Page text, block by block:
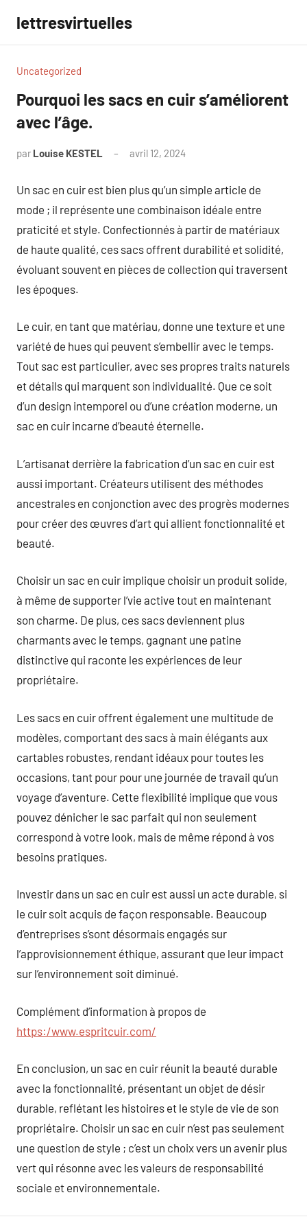
contenu
lettresvirtuelles
Uncategorized
Pourquoi les sacs en cuir s’améliorent
avec l’âge.
par Louise KESTEL avril 12, 2024
Un sac en cuir est bien plus qu’un simple article de
mode ; il représente une combinaison idéale entre
praticité et style. Confectionnés à partir de matériaux
de haute qualité, ces sacs offrent durabilité et solidité,
évoluant souvent en pièces de collection qui traversent
les époques.
Le cuir, en tant que matériau, donne une texture et une
variété de hues qui peuvent s’embellir avec le temps.
Tout sac est particulier, avec ses propres traits naturels
et détails qui marquent son individualité. Que ce soit
d’un design intemporel ou d’une création moderne, un
sac en cuir incarne d’beauté éternelle.
L’artisanat derrière la fabrication d’un sac en cuir est
aussi important. Créateurs utilisent des méthodes
ancestrales en conjonction avec des progrès modernes
pour créer des œuvres d’art qui allient fonctionnalité et
beauté.
Choisir un sac en cuir implique choisir un produit solide,
à même de supporter l’vie active tout en maintenant
son charme. De plus, ces sacs deviennent plus
charmants avec le temps, gagnant une patine
distinctive qui raconte les expériences de leur
propriétaire.
Les sacs en cuir offrent également une multitude de
modèles, comportant des sacs à main élégants aux
cartables robustes, rendant idéaux pour toutes les
occasions, tant pour pour une journée de travail qu’un
voyage d’aventure. Cette flexibilité implique que vous
pouvez dénicher le sac parfait qui non seulement
correspond à votre look, mais de même répond à vos
besoins pratiques.
Investir dans un sac en cuir est aussi un acte durable, si
le cuir soit acquis de façon responsable. Beaucoup
d’entreprises s’sont désormais engagés sur
l’approvisionnement éthique, assurant que leur impact
sur l’environnement soit diminué.
Complément d’information à propos de
https:/www.espritcuir.com/
En conclusion, un sac en cuir réunit la beauté durable
avec la fonctionnalité, présentant un objet de désir
durable, reflétant les histoires et le style de vie de son
propriétaire. Choisir un sac en cuir n’est pas seulement
une question de style ; c’est un choix vers un avenir plus
vert qui résonne avec les valeurs de responsabilité
sociale et environnementale.